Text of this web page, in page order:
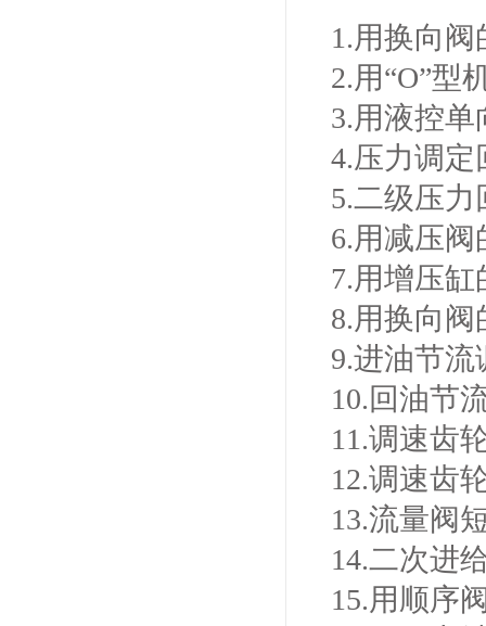
1.用换向
2.用“O”型
3.用液控
4.压力调定
5.二级压力
6.用减压
7.用增压
8.用换向
9.进油节流
10.回油节
11.调速齿
12.调速齿
13.流量阀
14.二次进
15.用顺序